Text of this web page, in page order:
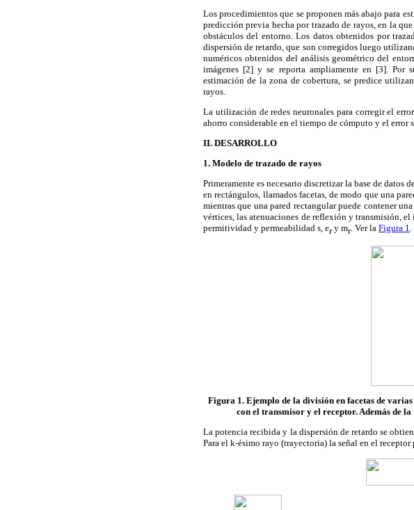
Los procedimientos que se proponen más abajo para
predicción previa hecha por trazado de rayos, en la
obstáculos del entorno. Los datos obtenidos por
dispersión de retardo, que son corregidos luego
numéricos obtenidos del análisis geométrico del
imágenes [2] y se reporta ampliamente en [3]. Por
estimación de la zona de cobertura, se predice
rayos.
La utilización de redes neuronales para corregir el
ahorro considerable en el tiempo de cómputo y el error
II. DESARROLLO
1. Modelo de trazado de rayos
Primeramente es necesario discretizar la base de
en rectángulos, llamados facetas, de modo que una
mientras que una pared rectangular puede contener
vértices, las atenuaciones de reflexión y transmisión,
permitividad y permeabilidad s, ery mr. Ver la Figura 1.
Figura 1. Ejemplo de la división en facetas de
con el transmisor y el receptor. Además de
La potencia recibida y la dispersión de retardo se
Para el k-ésimo rayo (trayectoria) la señal en el receptor